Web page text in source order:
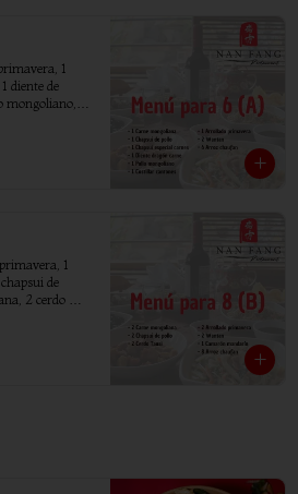
1
diente de
1
1
de
2 cerdo